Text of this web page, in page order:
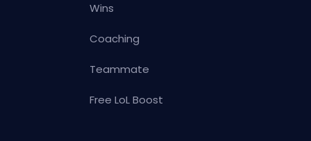
Wins
Coaching
Teammate
Free LoL Boost